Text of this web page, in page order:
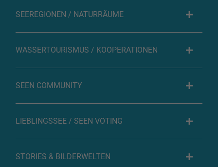
SEEREGIONEN / NATURRÄUME
WASSERTOURISMUS / KOOPERATIONEN
SEEN COMMUNITY
LIEBLINGSSEE / SEEN VOTING
STORIES & BILDERWELTEN